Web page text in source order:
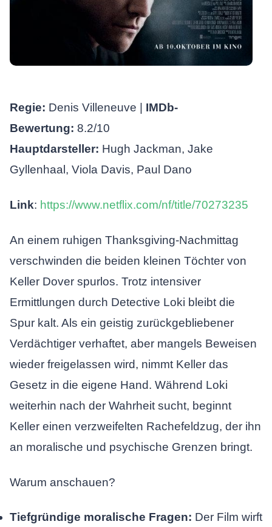
Regie: Denis Villeneuve | IMDb-
Bewertung: 8.2/10
Hauptdarsteller: Hugh Jackman, Jake
Gyllenhaal, Viola Davis, Paul Dano
Link: https://www.netflix.com/nf/title/70273235
An einem ruhigen Thanksgiving-Nachmittag
verschwinden die beiden kleinen Töchter von
Keller Dover spurlos. Trotz intensiver
Ermittlungen durch Detective Loki bleibt die
Spur kalt. Als ein geistig zurückgebliebener
Verdächtiger verhaftet, aber mangels Beweisen
wieder freigelassen wird, nimmt Keller das
Gesetz in die eigene Hand. Während Loki
weiterhin nach der Wahrheit sucht, beginnt
Keller einen verzweifelten Rachefeldzug, der ihn
an moralische und psychische Grenzen bringt.
Warum anschauen?
Tiefgründige moralische Fragen: Der Film wirft